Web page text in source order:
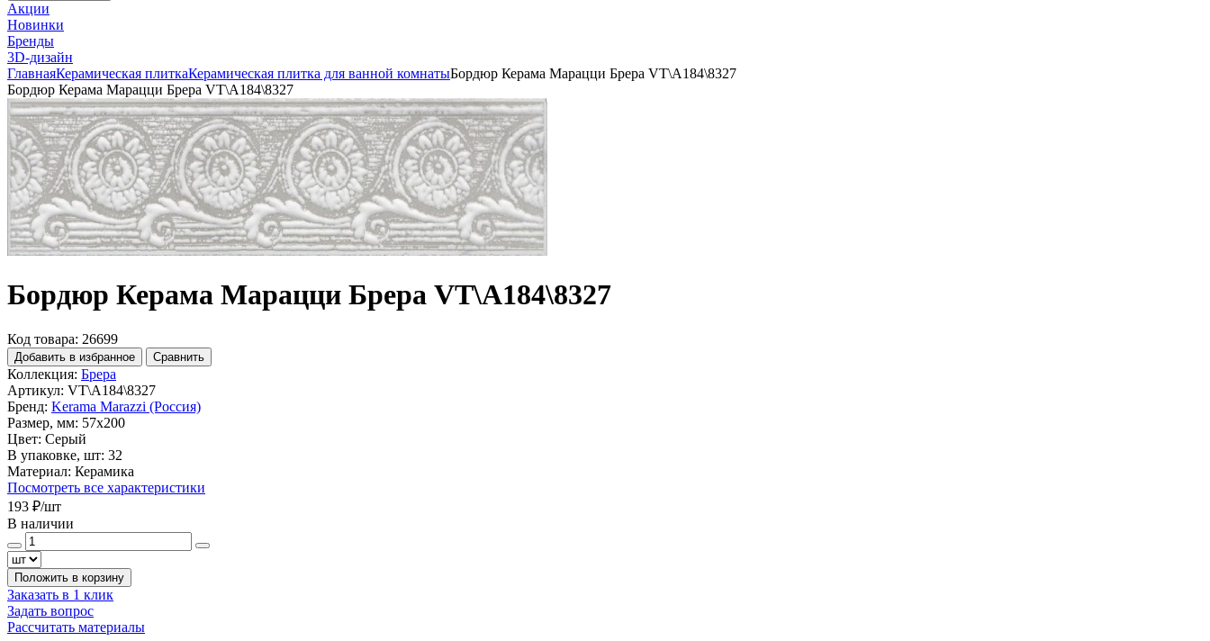
Акции
Новинки
Бренды
3D-дизайн
ГлавнаяКерамическая плиткаКерамическая плитка для ванной комнатыБордюр Керама Марацци Брера VT\A184\8327
Бордюр Керама Марацци Брера VT\A184\8327
Бордюр Керама Марацци Брера VT\A184\8327
Код товара: 26699
Добавить в избранное Сравнить
Коллекция: Брера
Артикул: VT\A184\8327
Бренд: Kerama Marazzi (Россия)
Размер, мм: 57x200
Цвет: Серый
В упаковке, шт: 32
Материал: Керамика
Посмотреть все характеристики
193 ₽/шт
В наличии
Положить в корзину
Заказать в 1 клик
Задать вопрос
Рассчитать материалы